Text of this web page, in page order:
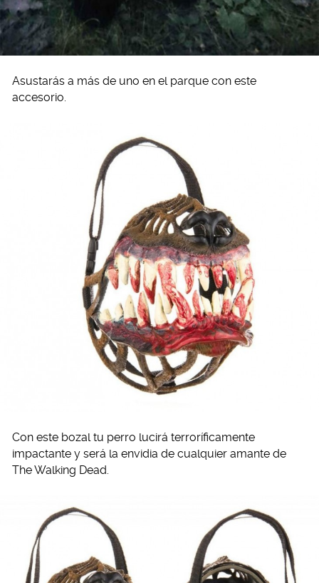
Asustarás a más de uno en el parque con este
accesorio.
Con este bozal tu perro lucirá terroríficamente
impactante y será la envidia de cualquier amante de
The Walking Dead.